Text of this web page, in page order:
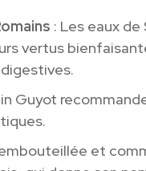
: Les eaux
vertus
Guyot
embouteillée et